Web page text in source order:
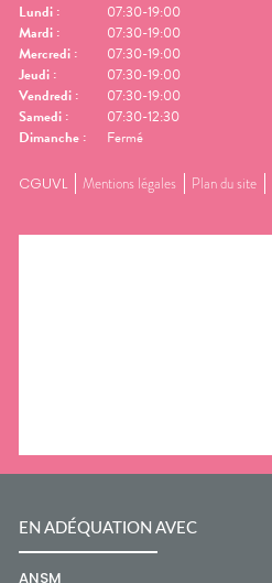
Lundi :
07:30-19:00
Mardi :
07:30-19:00
Mercredi :
07:30-19:00
Jeudi :
07:30-19:00
Vendredi :
07:30-19:00
Samedi :
07:30-12:30
Dimanche : Fermé
CGUVL Mentions légales Plan du site
EN ADÉQUATION AVEC
ANSM